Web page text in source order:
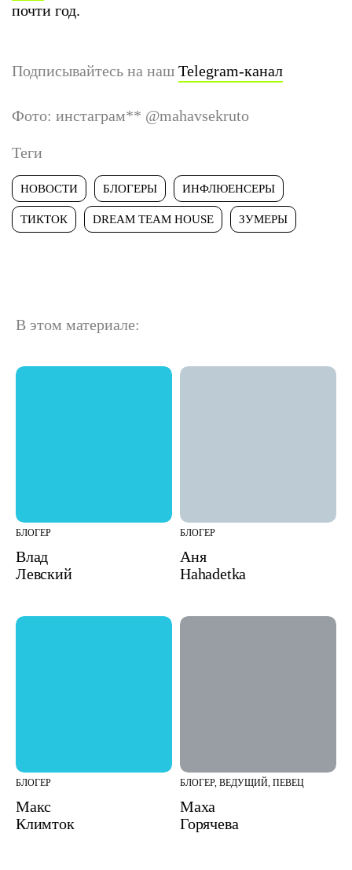
почти год.
Подписывайтесь на наш Telegram-канал
Фото: инстаграм** @mahavsekruto
Теги
НОВОСТИ БЛОГЕРЫ ИНФЛЮЕНСЕРЫ
ТИКТОК DREAM TEAM HOUSE ЗУМЕРЫ
В этом материале:
БЛОГЕР
Влад
Левский
БЛОГЕР
Аня
Hahadetka
БЛОГЕР
Макс
Климток
БЛОГЕР, ВЕДУЩИЙ, ПЕВЕЦ
Маха
Горячева